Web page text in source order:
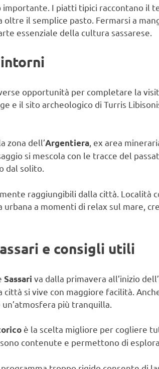
importante. I piatti tipici raccontano il
oltre il semplice pasto. Fermarsi a
essenziale della cultura sassarese.
opportunità per completare la
e il sito archeologico di Turris
zona dell’Argentiera, ex area
si mescola con le tracce del
dal solito.
raggiungibili dalla città. Località
a momenti di relax sul mare,
e consigli utili
Sassari va dalla primavera all’inizio
si vive con maggiore facilità.
più tranquilla.
è la scelta migliore per cogliere
contenute e permettono di